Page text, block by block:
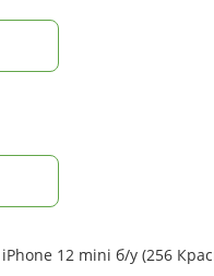
12 mini б/у (256